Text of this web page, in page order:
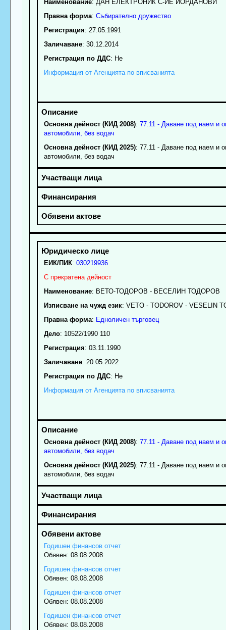
Наименование: ДАН ЕЛЕКТРОНИК С-ИЕ ЙОРДАНОВИ
Правна форма: Събирателно дружество
Регистрация: 27.05.1991
Заличаване: 30.12.2014
Регистрация по ДДС: Нe
Информация от Агенцията по вписванията
Основна дейност (КИД 2008): 77.11 - Даване под наем и
автомобили, без водач
Основна дейност (КИД 2025): 77.11 - Даване под наем и
автомобили, без водач
ЕИК/ПИК: 030219936
С прекратена дейност
Наименование: ВЕТО-ТОДОРОВ - ВЕСЕЛИН ТОДОРОВ
Изписване на чужд език: VETO - TODOROV - VESELIN
Правна форма: Едноличен търговец
Дело: 10522/1990 110
Регистрация: 03.11.1990
Заличаване: 20.05.2022
Регистрация по ДДС: Нe
Информация от Агенцията по вписванията
Основна дейност (КИД 2008): 77.11 - Даване под наем и
автомобили, без водач
Основна дейност (КИД 2025): 77.11 - Даване под наем и
автомобили, без водач
Годишен финансов отчет
Обявен: 08.08.2008
Годишен финансов отчет
Обявен: 08.08.2008
Годишен финансов отчет
Обявен: 08.08.2008
Годишен финансов отчет
Обявен: 08.08.2008